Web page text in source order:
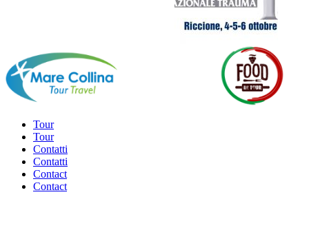
Tour
Tour
Contatti
Contatti
Contact
Contact